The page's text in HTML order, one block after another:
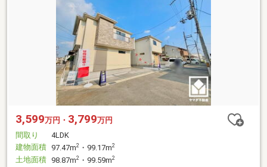
3,599万円・ 3,799万円
間取り
4LDK
建物面積 97.47m2 ・99.17m2
土地面積 98.87m2 ・99.59m2